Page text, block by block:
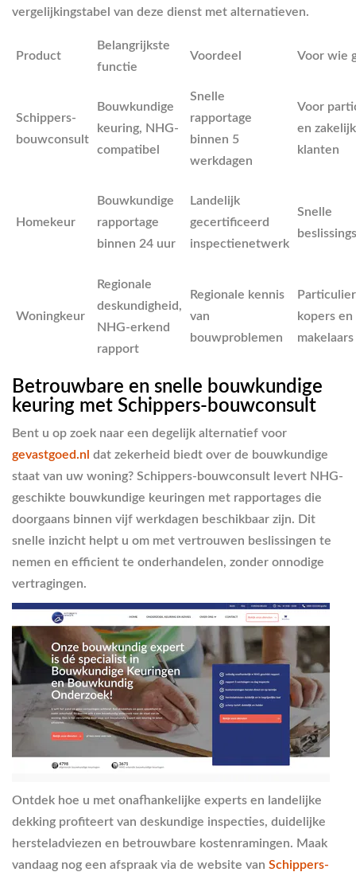
vergelijkingstabel van deze dienst met alternatieven.
Product
Belangrijkste
functie
Voordeel Voor wie
Schippers-
bouwconsult
Bouwkundige
keuring, NHG-
compatibel
Snelle
rapportage
binnen 5
werkdagen
Voor
en
klanten
Homekeur
Bouwkundige
rapportage
binnen 24 uur
Landelijk
gecertificeerd
inspectienetwerk
Snelle
Woningkeur
Regionale
deskundigheid,
NHG-erkend
rapport
Regionale kennis
van
bouwproblemen
kopers en
makelaars
Betrouwbare en snelle bouwkundige
keuring met Schippers-bouwconsult
Bent u op zoek naar een degelijk alternatief voor
gevastgoed.nl dat zekerheid biedt over de bouwkundige
staat van uw woning? Schippers-bouwconsult levert NHG-
geschikte bouwkundige keuringen met rapportages die
doorgaans binnen vijf werkdagen beschikbaar zijn. Dit
snelle inzicht helpt u om met vertrouwen beslissingen te
nemen en efficient te onderhandelen, zonder onnodige
vertragingen.
Ontdek hoe u met onafhankelijke experts en landelijke
dekking profiteert van deskundige inspecties, duidelijke
hersteladviezen en betrouwbare kostenramingen. Maak
vandaag nog een afspraak via de website van Schippers-